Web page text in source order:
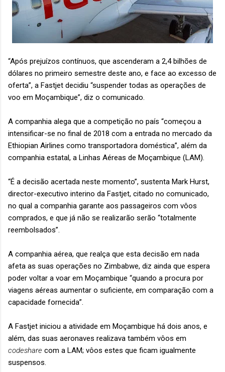
“Após prejuízos contínuos, que ascenderam a 2,4 bilhões de
dólares no primeiro semestre deste ano, e face ao excesso de
oferta”, a Fastjet decidiu “suspender todas as operações de
voo em Moçambique”, diz o comunicado.
A companhia alega que a competição no país “começou a
intensificar-se no final de 2018 com a entrada no mercado da
Ethiopian Airlines como transportadora doméstica”, além da
companhia estatal, a Linhas Aéreas de Moçambique (LAM).
“É a decisão acertada neste momento”, sustenta Mark Hurst,
director-executivo interino da Fastjet, citado no comunicado,
no qual a companhia garante aos passageiros com vôos
comprados, e que já não se realizarão serão “totalmente
reembolsados”.
A companhia aérea, que realça que esta decisão em nada
afeta as suas operações no Zimbabwe, diz ainda que espera
poder voltar a voar em Moçambique “quando a procura por
viagens aéreas aumentar o suficiente, em comparação com a
capacidade fornecida”.
A Fastjet iniciou a atividade em Moçambique há dois anos, e
além, das suas aeronaves realizava também vôos em
codeshare com a LAM; vôos estes que ficam igualmente
suspensos.